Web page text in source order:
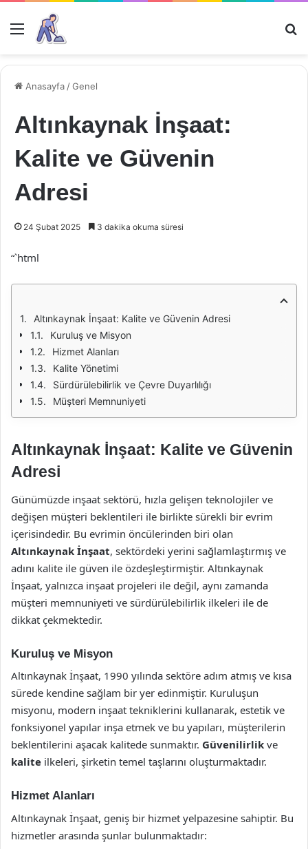
Menü
Anasayfa /Genel
Altınkaynak İnşaat:
Kalite ve Güvenin
Adresi
24 Şubat 2025 3 dakika okuma süresi
“`html
Altınkaynak İnşaat: Kalite ve Güvenin Adresi
Kuruluş ve Misyon
Hizmet Alanları
Kalite Yönetimi
Sürdürülebilirlik ve Çevre Duyarlılığı
Müşteri Memnuniyeti
Altınkaynak İnşaat: Kalite ve Güvenin
Adresi
Günümüzde inşaat sektörü, hızla gelişen teknolojiler ve
değişen müşteri beklentileri ile birlikte sürekli bir evrim
içerisindedir. Bu evrimin öncülerinden biri olan
Altınkaynak İnşaat, sektördeki yerini sağlamlaştırmış ve
adını kalite ile güven ile özdeşleştirmiştir. Altınkaynak
İnşaat, yalnızca inşaat projeleri ile değil, aynı zamanda
müşteri memnuniyeti ve sürdürülebilirlik ilkeleri ile de
dikkat çekmektedir.
Kuruluş ve Misyon
Altınkaynak İnşaat, 1990 yılında sektöre adım atmış ve kısa
sürede kendine sağlam bir yer edinmiştir. Kuruluşun
misyonu, modern inşaat tekniklerini kullanarak, estetik ve
fonksiyonel yapılar inşa etmek ve bu yapıları, müşterilerin
beklentilerini aşacak kalitede sunmaktır. Güvenilirlik ve
kalite ilkeleri, şirketin temel taşlarını oluşturmaktadır.
Hizmet Alanları
Altınkaynak İnşaat, geniş bir hizmet yelpazesine sahiptir. Bu
hizmetler arasında şunlar bulunmaktadır: